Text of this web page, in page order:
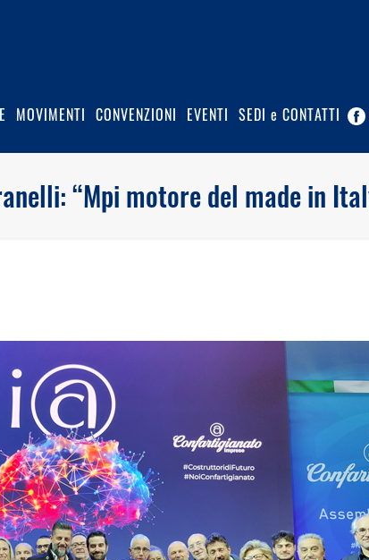
MOVIMENTI CONVENZIONI EVENTI SEDI e CONTATTI
“Mpi motore del made in